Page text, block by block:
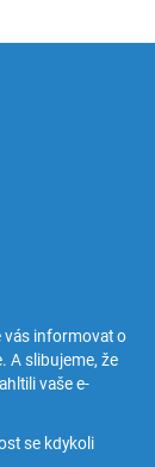
vás informovat o
A slibujeme, že
vaše e-
se kdykoli